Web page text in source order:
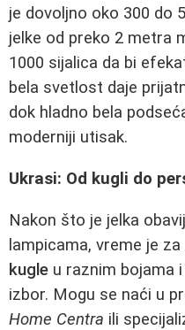
je dovoljno oko 300 do
jelke od preko 2 metra
1000 sijalica da bi
bela svetlost daje
dok hladno bela
moderniji utisak.
Ukrasi: Od kugli do
Nakon što je jelka
lampicama, vreme je
kugle u raznim bojama
izbor. Mogu se naći u
Home Centra ili